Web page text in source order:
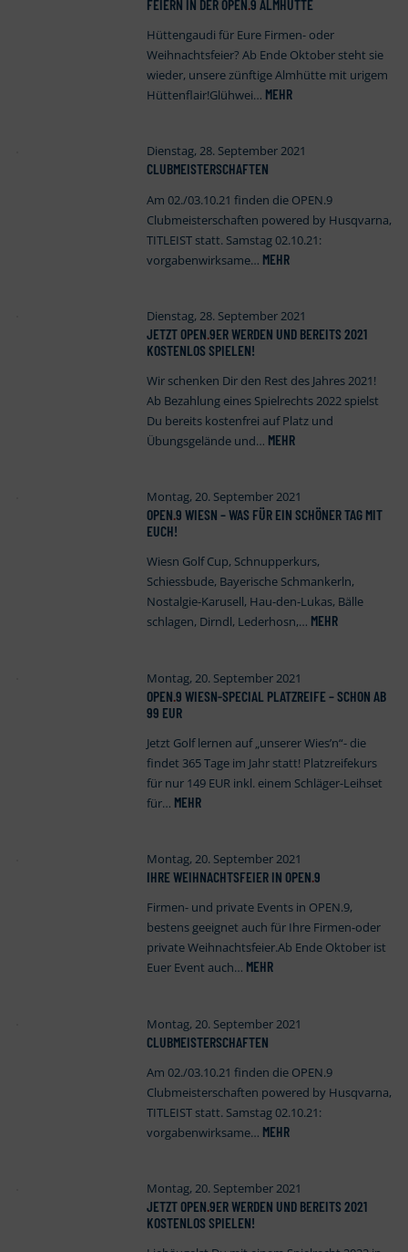
FEIERN IN DER OPEN.9 ALMHÜTTE
Hüttengaudi für Eure Firmen- oder
Weihnachtsfeier? Ab Ende Oktober steht sie
wieder, unsere zünftige Almhütte mit urigem
Hüttenflair!Glühwei… MEHR
Dienstag, 28. September 2021
CLUBMEISTERSCHAFTEN
Am 02./03.10.21 finden die OPEN.9
Clubmeisterschaften powered by Husqvarna,
TITLEIST statt. Samstag 02.10.21:
vorgabenwirksame… MEHR
Dienstag, 28. September 2021
JETZT OPEN.9ER WERDEN UND BEREITS 2021
KOSTENLOS SPIELEN!
Wir schenken Dir den Rest des Jahres 2021!
Ab Bezahlung eines Spielrechts 2022 spielst
Du bereits kostenfrei auf Platz und
Übungsgelände und… MEHR
Montag, 20. September 2021
OPEN.9 WIESN – WAS FÜR EIN SCHÖNER TAG MIT
EUCH!
Wiesn Golf Cup, Schnupperkurs,
Schiessbude, Bayerische Schmankerln,
Nostalgie-Karusell, Hau-den-Lukas, Bälle
schlagen, Dirndl, Lederhosn,… MEHR
Montag, 20. September 2021
OPEN.9 WIESN-SPECIAL PLATZREIFE – SCHON AB
99 EUR
Jetzt Golf lernen auf „unserer Wies’n“- die
findet 365 Tage im Jahr statt! Platzreifekurs
für nur 149 EUR inkl. einem Schläger-Leihset
für… MEHR
Montag, 20. September 2021
IHRE WEIHNACHTSFEIER IN OPEN.9
Firmen- und private Events in OPEN.9,
bestens geeignet auch für Ihre Firmen-oder
private Weihnachtsfeier.Ab Ende Oktober ist
Euer Event auch… MEHR
Montag, 20. September 2021
CLUBMEISTERSCHAFTEN
Am 02./03.10.21 finden die OPEN.9
Clubmeisterschaften powered by Husqvarna,
TITLEIST statt. Samstag 02.10.21:
vorgabenwirksame… MEHR
Montag, 20. September 2021
JETZT OPEN.9ER WERDEN UND BEREITS 2021
KOSTENLOS SPIELEN!